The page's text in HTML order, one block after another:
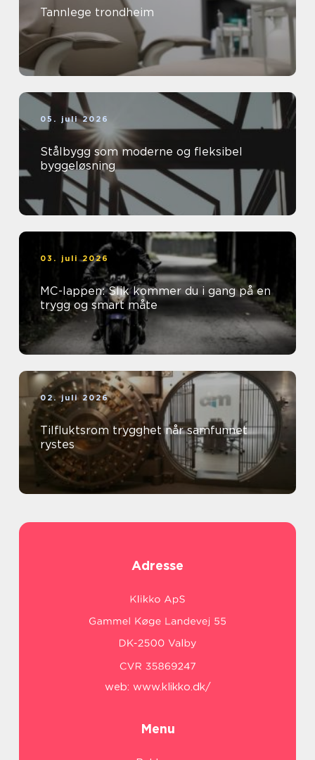
Tannlege trondheim
05. juli 2026
Stålbygg som moderne og fleksibel
byggeløsning
03. juli 2026
MC-lappen: Slik kommer du i gang på en
trygg og smart måte
02. juli 2026
Tilfluktsrom trygghet når samfunnet
rystes
Adresse
web: www.klikko.dk/
Menu